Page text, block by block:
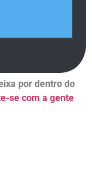
por dentro do
se com a gente